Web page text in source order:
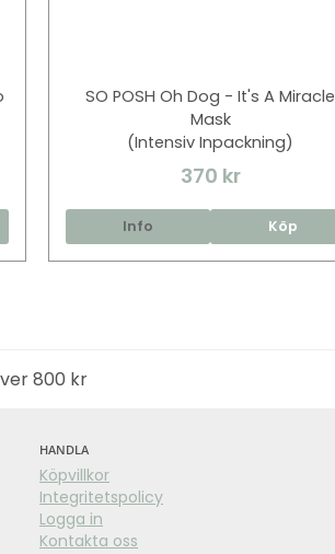
SO POSH Oh Dog - It's A Miracle
Mask
(Intensiv Inpackning)
370 kr
Info Köp
800 kr
HANDLA
Köpvillkor
Integritetspolicy
Logga in
Kontakta oss